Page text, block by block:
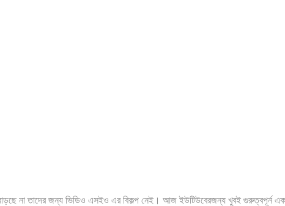
না তাদের জন্য ভিডিও এসইও এর বিকল্প নেই। আজ ইউটিউবেরজন্য খুবই গুরুত্বপূর্ন